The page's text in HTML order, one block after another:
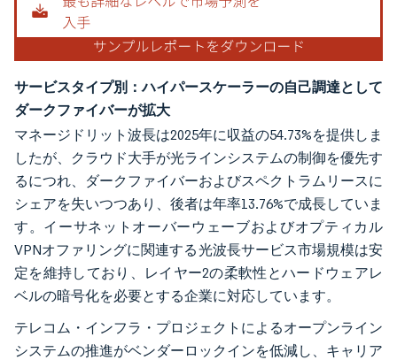
サービスタイプ別：ハイパースケーラーの自己調達として
ダークファイバーが拡大
マネージドリット波長は2025年に収益の54.73%を提供しま
したが、クラウド大手が光ラインシステムの制御を優先す
るにつれ、ダークファイバーおよびスペクトラムリースに
シェアを失いつつあり、後者は年率13.76%で成長していま
す。イーサネットオーバーウェーブおよびオプティカル
VPNオファリングに関連する光波長サービス市場規模は安
定を維持しており、レイヤー2の柔軟性とハードウェアレ
ベルの暗号化を必要とする企業に対応しています。
テレコム・インフラ・プロジェクトによるオープンライン
システムの推進がベンダーロックインを低減し、キャリア